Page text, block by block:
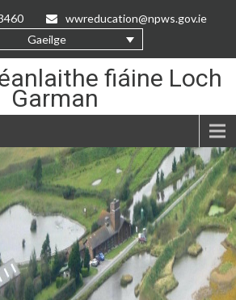
wwreducation@npws.gov.ie
Gaeilge
fiáine Loch
Garman